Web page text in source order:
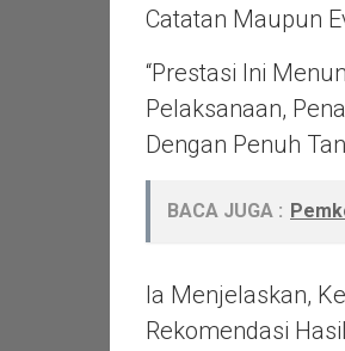
Catatan Maupun
“Prestasi Ini
Pelaksanaan,
Dengan Penuh
BACA JUGA :
Ia Menjelaskan,
Rekomendasi